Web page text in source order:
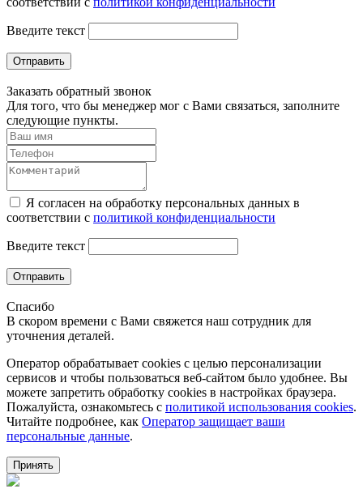
Введите текст
Отправить
Заказать обратный звонок
Для того, что бы менеджер мог с Вами связаться, заполните
следующие пункты.
Я согласен на обработку персональных данных в
соответствии с политикой конфиденциальности
Введите текст
Отправить
Спасибо
В скором времени с Вами свяжется наш сотрудник для
уточнения деталей.
Оператор обрабатывает cookies с целью персонализации
сервисов и чтобы пользоваться веб-сайтом было удобнее. Вы
можете запретить обработку сookies в настройках браузера.
Пожалуйста, ознакомьтесь с политикой использования cookies.
Читайте подробнее, как Оператор защищает ваши
персональные данные.
Принять